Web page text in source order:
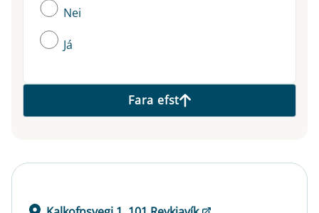
Nei
Já
Fara efst